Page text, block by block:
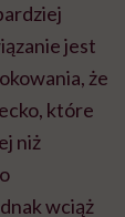
jest
że
które
niż
wciąż